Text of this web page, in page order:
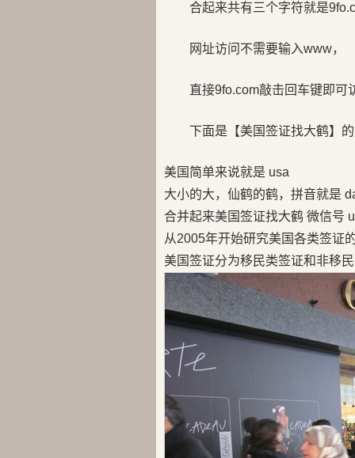
合起来共有三个字符就是
网址访问不需要输入www，
直接9fo.com敲击回车键即可
下面是【美国签证找大鹤】
美国简单来说就是 usa
大小的大，仙鹤的鹤，拼音就是
合并起来美国签证找大鹤 微信号
从2005年开始研究美国各类签证
美国签证分为移民类签证和非移